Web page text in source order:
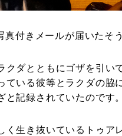
付きメールが届いたそう
ダとともにゴザを引い
いる彼等とラクダの脇
記録されていたのです。
生き抜いているトゥア